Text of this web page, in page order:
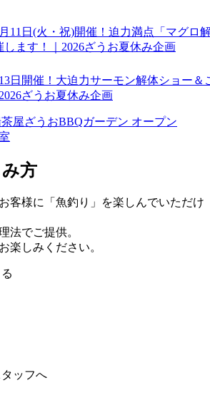
11日(火・祝)開催！迫力満点「マグロ
します！｜2026ざうお夏休み企画
日開催！大迫力サーモン解体ショー＆
ざうお夏休み企画
方
客様に「魚釣り」を楽しんでいただけ
法でご提供。
楽しみください。
ッフへ